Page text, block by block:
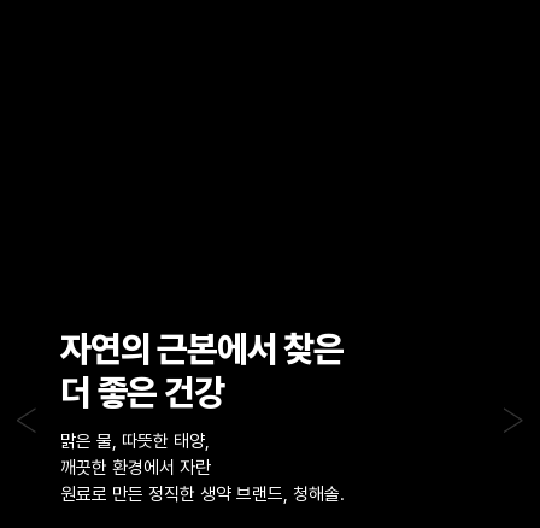
자연의 근본에서 찾은
더 좋은 건강
맑은 물, 따뜻한 태양,
깨끗한 환경에서 자란
원료로 만든 정직한 생약 브랜드, 청해솔.
< >